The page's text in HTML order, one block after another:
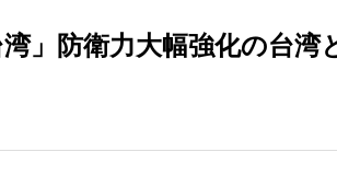
湾」防衛力大幅強化の台